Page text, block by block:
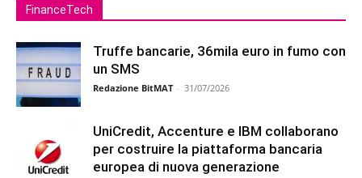
FinanceTech
Truffe bancarie, 36mila euro in fumo con
un SMS
Redazione BitMAT - 31/07/2026
UniCredit, Accenture e IBM collaborano
per costruire la piattaforma bancaria
europea di nuova generazione